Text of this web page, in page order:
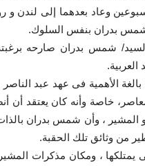
وعاد بعدهما إلى لندن
شمس بدران بنفس السلوك.
أن السيد/ شمس بدران صارحه
الأهمية فى عهد عبد
خاصة وأنه كان يعتقد أن
و المشير ، وأن شمس بدران
من وثائق تلك الحقبة.
، ومكان مذكرات